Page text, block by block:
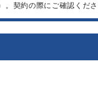
。契約の際にご確認くだ